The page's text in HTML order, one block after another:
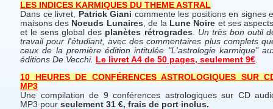
LES INDICES KARMIQUES DU THEME ASTRAL
Dans ce livret, Patrick Giani commente les positions en signes
maisons des Noeuds Lunaires, de la Lune Noire et ses
et le sens global des planètes rétrogrades. Un très bon outil
travail pour l'étudiant, avec des commentaires plus complets
ceux de la première édition intitulée "L'astrologie karmique"
éditions De Vecchi. Le livret A4 de 50 pages, seulement 9€.
10 HEURES DE CONFÉRENCES ASTROLOGIQUES SUR
MP3
Une compilation de 9 conférences astrologiques sur CD
MP3 pour seulement 31 €, frais de port inclus.